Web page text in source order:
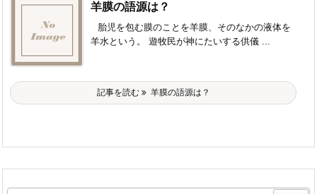
羊膜の語源は？
胎児を包む膜のことを羊膜、そのなかの液体を
羊水という。 遊牧民が神にたいする供儀 ...
記事を読む 羊膜の語源は？